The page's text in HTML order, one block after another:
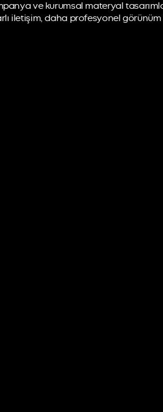
ve kurumsal materyal
iletişim, daha profesyonel görünüm